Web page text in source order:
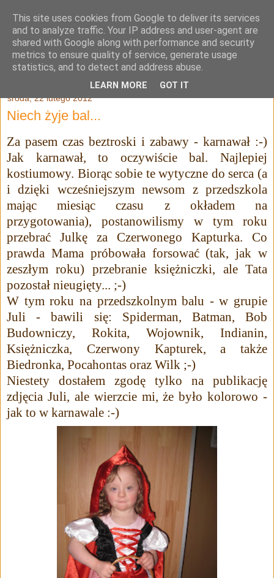
Julia Adamowska
środa, 22 lutego 2012
Niech żyje bal...
Za pasem czas beztroski i zabawy - karnawał :-)
Jak karnawał, to oczywiście bal. Najlepiej
kostiumowy. Biorąc sobie te wytyczne do serca (a
i dzięki wcześniejszym newsom z przedszkola
mając miesiąc czasu z okładem na
przygotowania), postanowilismy w tym roku
przebrać Julkę za Czerwonego Kapturka. Co
prawda Mama próbowała forsować (tak, jak w
zeszłym roku) przebranie księżniczki, ale Tata
pozostał nieugięty... ;-)
W tym roku na przedszkolnym balu - w grupie
Juli - bawili się: Spiderman, Batman, Bob
Budowniczy, Rokita, Wojownik, Indianin,
Księżniczka, Czerwony Kapturek, a także
Biedronka, Pocahontas oraz Wilk ;-)
Niestety dostałem zgodę tylko na publikację
zdjęcia Juli, ale wierzcie mi, że było kolorowo -
jak to w karnawale :-)
This site uses cookies from Google to deliver its services
and to analyze traffic. Your IP address and user-agent are
shared with Google along with performance and security
metrics to ensure quality of service, generate usage
statistics, and to detect and address abuse.
LEARN MORE GOT IT